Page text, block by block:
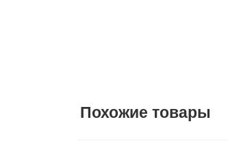
Похожие товары